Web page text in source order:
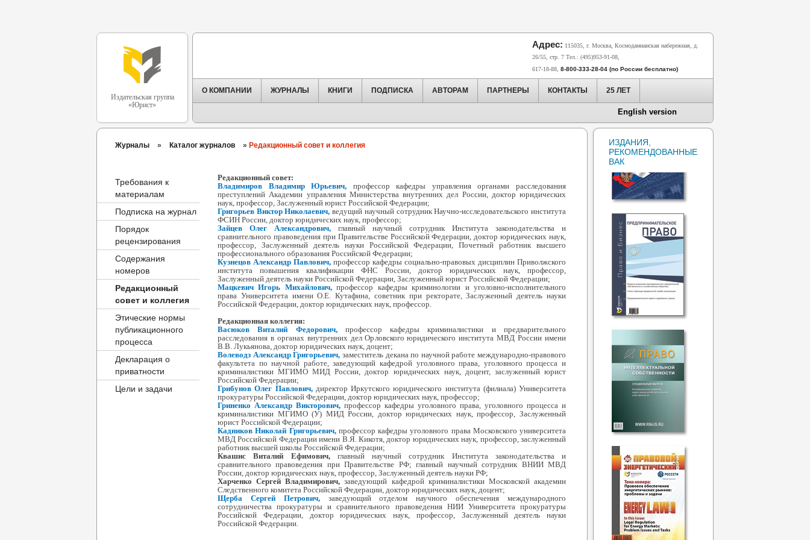
Издательская группа
«Юрист»
Адрес: 115035, г. Москва, Космодамианская набережная, д.
26/55, стр. 7 Тел.: (495)953-91-08,
617-18-88, 8-800-333-28-04 (по России бесплатно)
О КОМПАНИИ ЖУРНАЛЫ КНИГИ ПОДПИСКА АВТОРАМ ПАРТНЕРЫ КОНТАКТЫ 25 ЛЕТ
English version
Журналы » Каталог журналов » Редакционный совет и коллегия
Требования к
материалам
Подписка на журнал
Порядок
рецензирования
Содержания
номеров
Редакционный
совет и коллегия
Этические нормы
публикационного
процесса
Декларация о
приватности
Цели и задачи
Редакционный совет:
Владимиров Владимир Юрьевич, профессор кафедры управления органами расследования
преступлений Академии управления Министерства внутренних дел России, доктор юридических
наук, профессор, Заслуженный юрист Российской Федерации;
Григорьев Виктор Николаевич, ведущий научный сотрудник Научно-исследовательского института
ФСИН России, доктор юридических наук, профессор;
Зайцев Олег Александрович, главный научный сотрудник Института законодательства и
сравнительного правоведения при Правительстве Российской Федерации, доктор юридических наук,
профессор, Заслуженный деятель науки Российской Федерации, Почетный работник высшего
профессионального образования Российской Федерации;
Кузнецов Александр Павлович, профессор кафедры социально-правовых дисциплин Приволжского
института повышения квалификации ФНС России, доктор юридических наук, профессор,
Заслуженный деятель науки Российской Федерации, Заслуженный юрист Российской Федерации;
Мацкевич Игорь Михайлович,профессор кафедры криминологии и уголовно-исполнительного
права Университета имени О.Е. Кутафина, советник при ректорате, Заслуженный деятель науки
Российской Федерации, доктор юридических наук, профессор.
Редакционная коллегия:
Васюков Виталий Федорович,профессор кафедры криминалистики и предварительного
расследования в органах внутренних дел Орловского юридического института МВД России имени
В.В. Лукьянова, доктор юридических наук, доцент;
Волеводз Александр Григорьевич, заместитель декана по научной работе международно-правового
факультета по научной работе, заведующий кафедрой уголовного права, уголовного процесса и
криминалистики МГИМО МИД России, доктор юридических наук, доцент, заслуженный юрист
Российской Федерации;
Грибунов Олег Павлович, директор Иркутского юридического института (филиала) Университета
прокуратуры Российской Федерации, доктор юридических наук, профессор;
Гриненко Александр Викторович, профессор кафедры уголовного права, уголовного процесса и
криминалистики МГИМО (У) МИД России, доктор юридических наук, профессор, Заслуженный
юрист Российской Федерации;
Кадников Николай Григорьевич,профессор кафедры уголовного права Московского университета
МВД Российской Федерации имени В.Я. Кикотя, доктор юридических наук, профессор, заслуженный
работник высшей школы Российской Федерации;
Квашис Виталий Ефимович,главный научный сотрудник Института законодательства и
сравнительного правоведения при Правительстве РФ; главный научный сотрудник ВНИИ МВД
России, доктор юридических наук, профессор, Заслуженный деятель науки РФ;
Харченко Сергей Владимирович, заведующий кафедрой криминалистики Московской академии
Следственного комитета Российской Федерации, доктор юридических наук, доцент;
Щерба Сергей Петрович,заведующий отделом научного обеспечения международного
сотрудничества прокуратуры и сравнительного правоведения НИИ Университета прокуратуры
Российской Федерации, доктор юридических наук, профессор, Заслуженный деятель науки
Российской Федерации.
ИЗДАНИЯ,
РЕКОМЕНДОВАННЫЕ
ВАК